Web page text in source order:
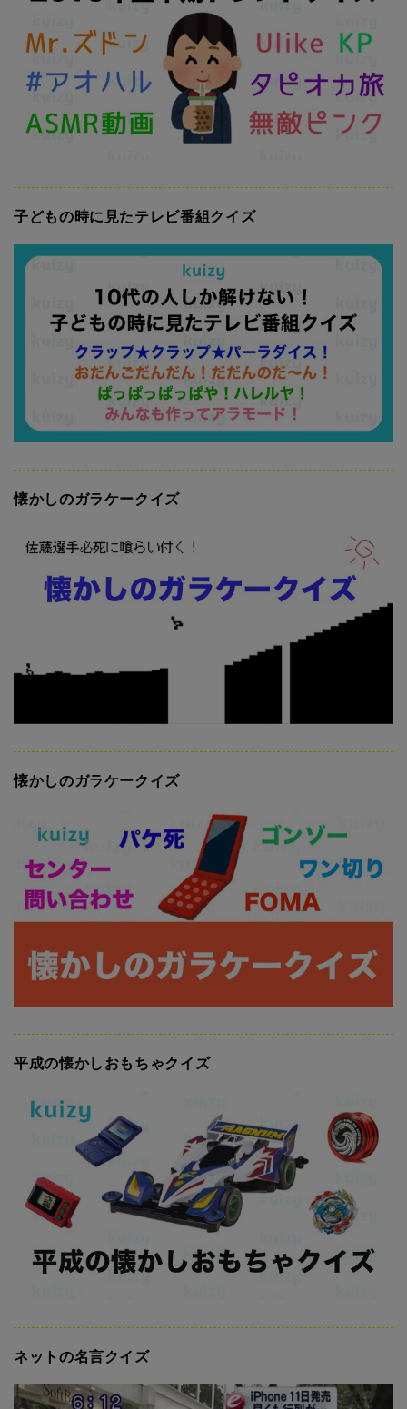
子どもの時に見たテレビ番組クイズ
懐かしのガラケークイズ
懐かしのガラケークイズ
平成の懐かしおもちゃクイズ
ネットの名言クイズ